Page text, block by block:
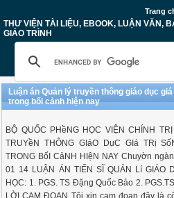
Trang
THƯ VIỆN TÀI LIỆU, EBOOK, LUẬN VĂN,
GIÁO TRÌNH
Luận án Quản lý truyền thông giáo dục
trong bối cảnh hiện nay
BỘ QUỐC PHềNG HỌC VIỆN CHÍNH
TRUYềN THÔNG GIáO DụC GIá TRị
TRONG BốI CảNH HIệN NAY Chuyờn
01 14 LUẬN ÁN TIẾN SĨ QUẢN Lí GIÁO
HỌC: 1. PGS. TS Đặng Quốc Bảo 2.
LỜI CAM ĐOAN Tôi xin cam đoan đây là